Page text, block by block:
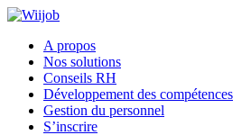
A propos
Nos solutions
Conseils RH
Développement des compétences
Gestion du personnel
S’inscrire